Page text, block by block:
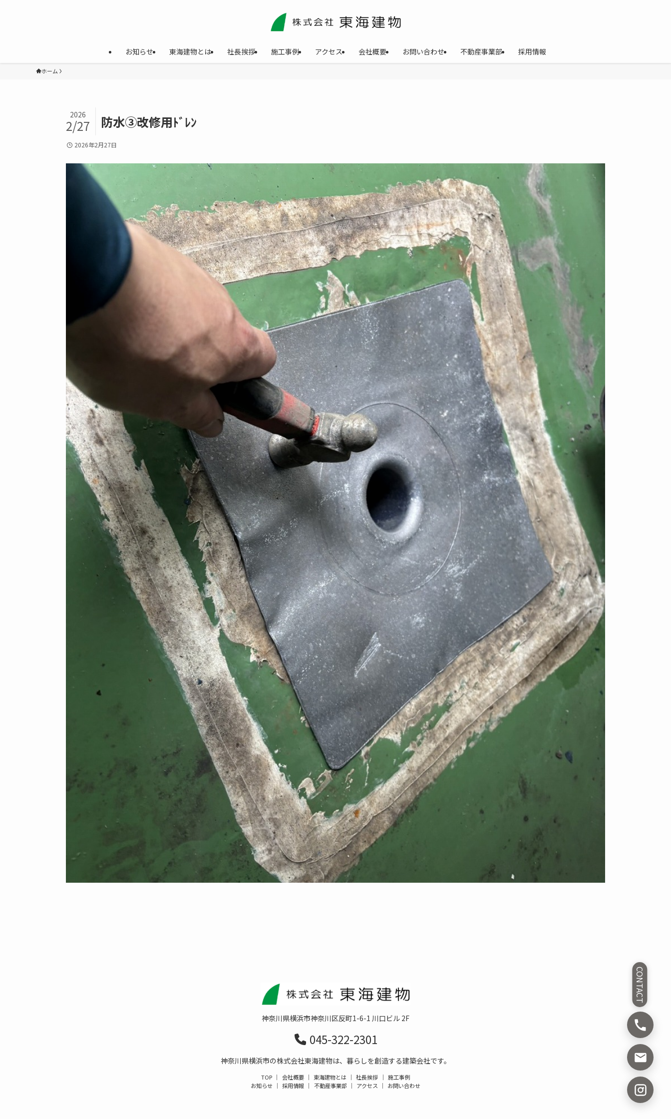
お知らせ 東海建物とは 社長挨拶 施工事例 アクセス 会社概要 お問い合わせ 不動産事業部 採用情報
ホーム
防水③改修用ﾄﾞﾚﾝ
2026
2/27
2026年2月27日
神奈川県横浜市神奈川区反町1-6-1 川口ビル 2F
045-322-2301
神奈川県横浜市の株式会社東海建物は、暮らしを創造する建築会社です。
TOP ｜ 会社概要 ｜ 東海建物とは ｜ 社長挨拶 ｜ 施工事例
お知らせ ｜ 採用情報 ｜ 不動産事業部 ｜ アクセス ｜ お問い合わせ
CONTACT